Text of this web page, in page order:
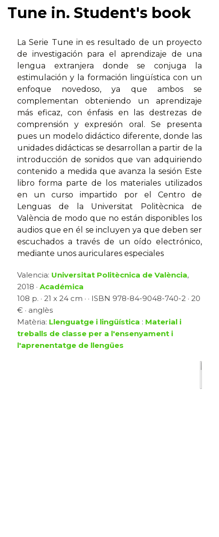
Tune in. Student's book
La Serie Tune in es resultado de un proyecto
de investigación para el aprendizaje de una
lengua extranjera donde se conjuga la
estimulación y la formación lingüística con un
enfoque novedoso, ya que ambos se
complementan obteniendo un aprendizaje
más eficaz, con énfasis en las destrezas de
comprensión y expresión oral. Se presenta
pues un modelo didáctico diferente, donde las
unidades didácticas se desarrollan a partir de la
introducción de sonidos que van adquiriendo
contenido a medida que avanza la sesión Este
libro forma parte de los materiales utilizados
en un curso impartido por el Centro de
Lenguas de la Universitat Politècnica de
València de modo que no están disponibles los
audios que en él se incluyen ya que deben ser
escuchados a través de un oído electrónico,
mediante unos auriculares especiales
Valencia: Universitat Politècnica de València,
2018 · Académica
108 p. · 21 x 24 cm · · ISBN 978-84-9048-740-2 · 20
€ · anglès
Matèria: Llenguatge i lingüística : Material i
treballs de classe per a l'ensenyament i
l'aprenentatge de llengües